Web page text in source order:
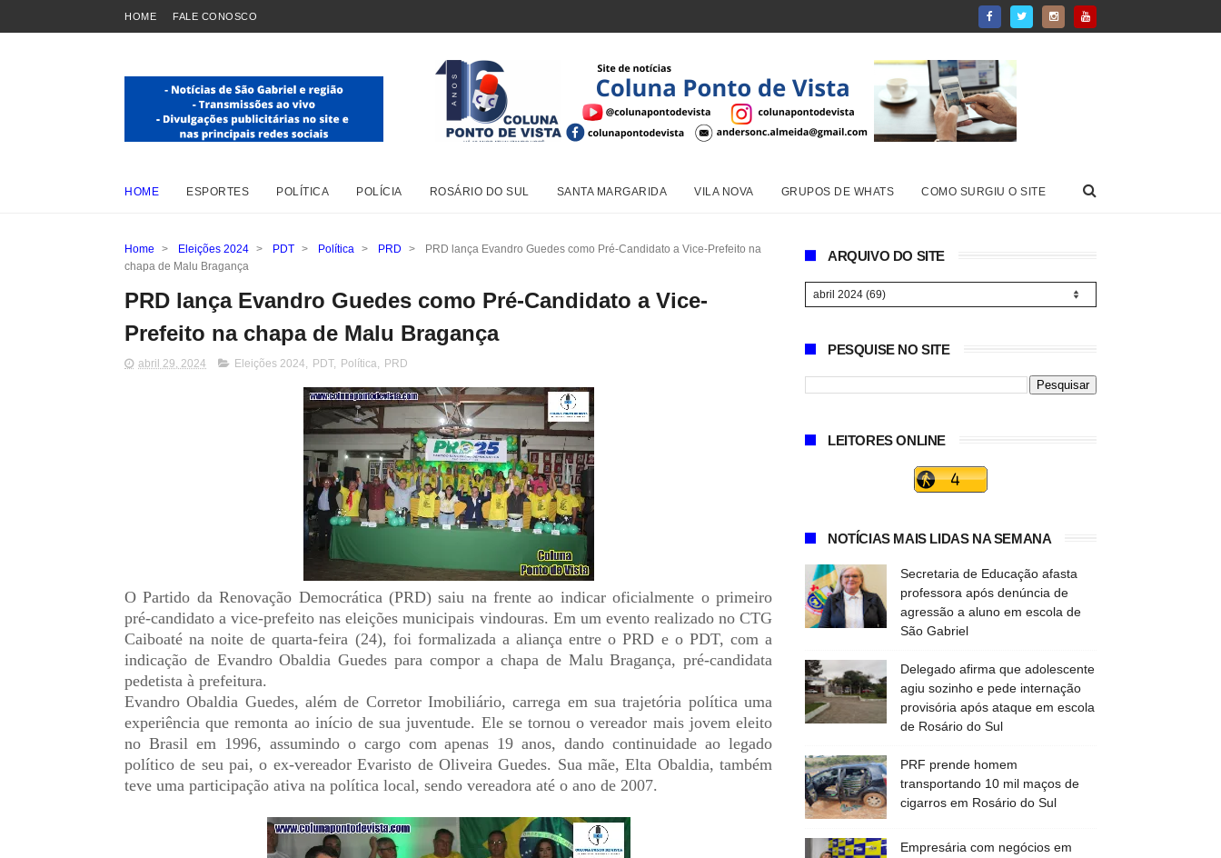
HOME FALE CONOSCO
HOME ESPORTES POLÍTICA POLÍCIA ROSÁRIO DO SUL SANTA MARGARIDA VILA NOVA GRUPOS DE WHATS COMO SURGIU O SITE
Home > Eleições 2024 > PDT > Política > PRD >
PRD lança Evandro Guedes como Pré-Candidato a Vice-Prefeito na
chapa de Malu Bragança
PRD lança Evandro Guedes como Pré-Candidato a Vice-
Prefeito na chapa de Malu Bragança
abril 29, 2024 Eleições 2024, PDT, Política, PRD
O Partido da Renovação Democrática (PRD) saiu na frente ao indicar oficialmente o primeiro
pré-candidato a vice-prefeito nas eleições municipais vindouras. Em um evento realizado no CTG
Caiboaté na noite de quarta-feira (24), foi formalizada a aliança entre o PRD e o PDT, com a
indicação de Evandro Obaldia Guedes para compor a chapa de Malu Bragança, pré-candidata
pedetista à prefeitura.
Evandro Obaldia Guedes, além de Corretor Imobiliário, carrega em sua trajetória política uma
experiência que remonta ao início de sua juventude. Ele se tornou o vereador mais jovem eleito
no Brasil em 1996, assumindo o cargo com apenas 19 anos, dando continuidade ao legado
político de seu pai, o ex-vereador Evaristo de Oliveira Guedes. Sua mãe, Elta Obaldia, também
teve uma participação ativa na política local, sendo vereadora até o ano de 2007.
ARQUIVO DO SITE
PESQUISE NO SITE
LEITORES ONLINE
NOTÍCIAS MAIS LIDAS NA SEMANA
Secretaria de Educação afasta
professora após denúncia de
agressão a aluno em escola de
São Gabriel
Delegado afirma que adolescente
agiu sozinho e pede internação
provisória após ataque em escola
de Rosário do Sul
PRF prende homem
transportando 10 mil maços de
cigarros em Rosário do Sul
Empresária com negócios em